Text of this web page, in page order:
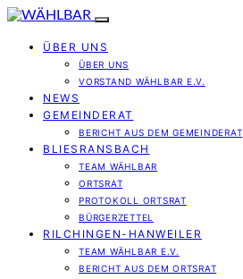
ÜBER UNS
ÜBER UNS
VORSTAND WÄHLBAR E.V.
NEWS
GEMEINDERAT
BERICHT AUS DEM GEMEINDERAT
BLIESRANSBACH
TEAM WÄHLBAR
ORTSRAT
PROTOKOLL ORTSRAT
BÜRGERZETTEL
RILCHINGEN-HANWEILER
TEAM WÄHLBAR E.V.
BERICHT AUS DEM ORTSRAT